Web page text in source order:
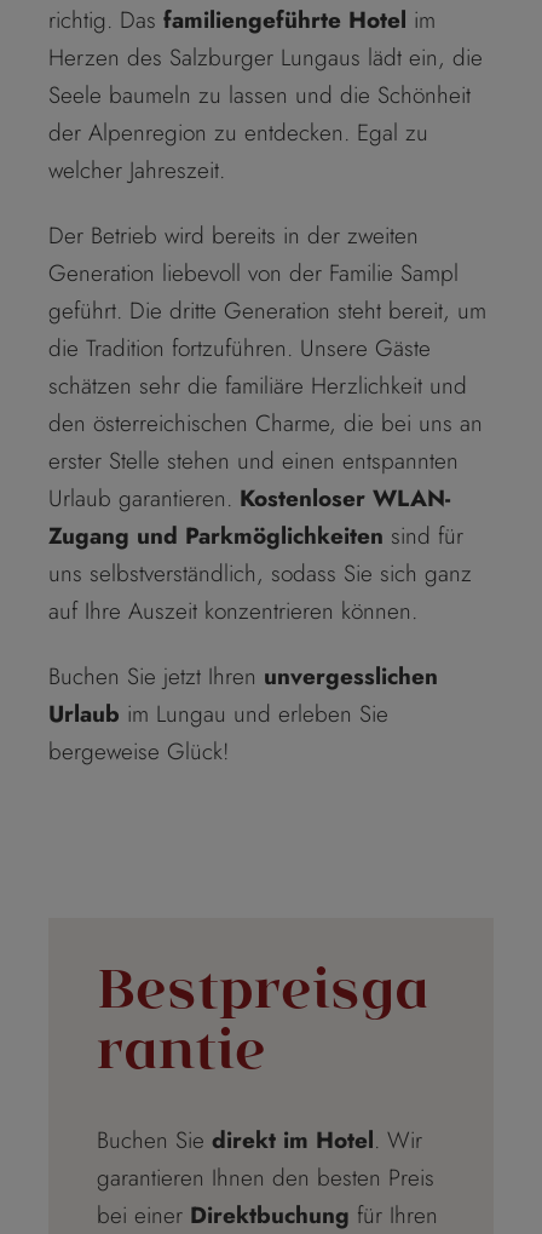
richtig. Das familiengeführte Hotel im
Herzen des Salzburger Lungaus lädt ein, die
Seele baumeln zu lassen und die Schönheit
der Alpenregion zu entdecken. Egal zu
welcher Jahreszeit.
Der Betrieb wird bereits in der zweiten
Generation liebevoll von der Familie Sampl
geführt. Die dritte Generation steht bereit, um
die Tradition fortzuführen. Unsere Gäste
schätzen sehr die familiäre Herzlichkeit und
den österreichischen Charme, die bei uns an
erster Stelle stehen und einen entspannten
Urlaub garantieren. Kostenloser WLAN-
Zugang und Parkmöglichkeiten sind für
uns selbstverständlich, sodass Sie sich ganz
auf Ihre Auszeit konzentrieren können.
Buchen Sie jetzt Ihren unvergesslichen
Urlaub im Lungau und erleben Sie
bergeweise Glück!
Bestpreisga
rantie
Buchen Sie direkt im Hotel. Wir
garantieren Ihnen den besten Preis
bei einer Direktbuchung für Ihren